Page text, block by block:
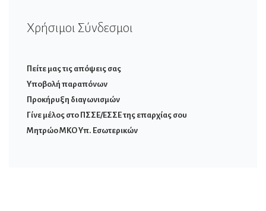
Χρήσιμοι Σύνδεσμοι
Πείτε μας τις απόψεις σας
Υποβολή παραπόνων
Προκήρυξη διαγωνισμών
Γίνε μέλος στο ΠΣΣΕ/ΕΣΣΕ της επαρχίας σου
Μητρώο ΜΚΟ Υπ. Εσωτερικών